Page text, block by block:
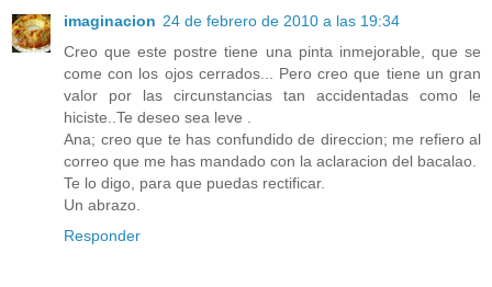
imaginacion 24 de febrero de 2010 a las 19:34
Creo que este postre tiene una pinta inmejorable, que se
come con los ojos cerrados... Pero creo que tiene un gran
valor por las circunstancias tan accidentadas como le
hiciste..Te deseo sea leve .
Ana; creo que te has confundido de direccion; me refiero al
correo que me has mandado con la aclaracion del bacalao.
Te lo digo, para que puedas rectificar.
Un abrazo.
Responder